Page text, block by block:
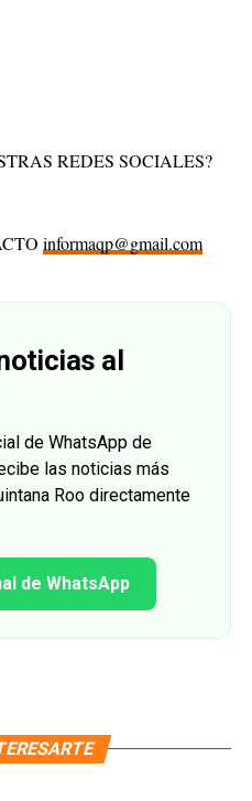
REDES SOCIALES?
informaqp@gmail.com
al
de WhatsApp de
las noticias más
Roo directamente
de WhatsApp